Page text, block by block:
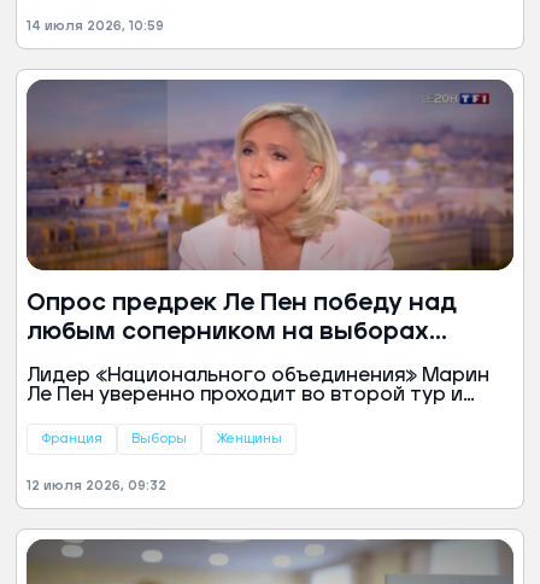
14 июля 2026, 10:59
Опрос предрек Ле Пен победу над
любым соперником на выборах
президента Франции
Лидер «Национального объединения» Марин
Ле Пен уверенно проходит во второй тур и
соперников, свидетельствуют данные опроса
Франция Выборы Женщины
12 июля 2026, 09:32